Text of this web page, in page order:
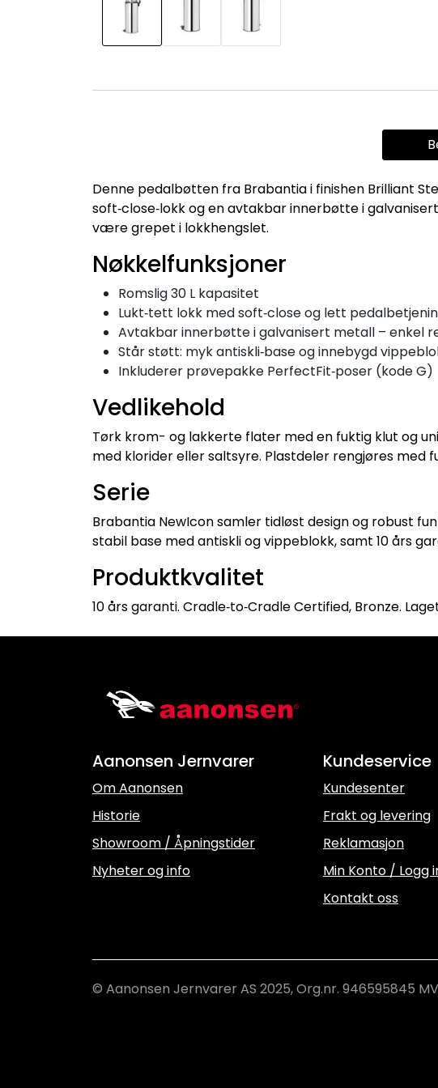
Denne pedalbøtten fra Brabantia i finishen Brilliant
soft‑close‑lokk og en avtakbar innerbøtte i
være grepet i lokkhengslet.
Nøkkelfunksjoner
Romslig 30 L kapasitet
Lukt‑tett lokk med soft‑close og lett
Avtakbar innerbøtte i galvanisert metall – enkel
Står støtt: myk antiskli‑base og innebygd
Inkluderer prøvepakke PerfectFit‑poser (kode G)
Vedlikehold
Tørk krom- og lakkerte flater med en fuktig klut og
med klorider eller saltsyre. Plastdeler rengjøres med
Serie
Brabantia NewIcon samler tidløst design og robust
stabil base med antiskli og vippeblokk, samt 10 års
Produktkvalitet
10 års garanti. Cradle‑to‑Cradle Certified, Bronze.
Aanonsen Jernvarer
Om Aanonsen
Historie
Showroom / Åpningstider
Nyheter og info
Kundeservice
Kundesenter
Frakt og levering
Reklamasjon
Min Konto / Logg
Kontakt oss
© Aanonsen Jernvarer AS 2025, Org.nr. 946595845